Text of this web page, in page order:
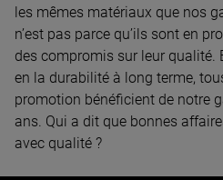
les mêmes matériaux que nos
n’est pas parce qu’ils sont en
des compromis sur leur qualité.
en la durabilité à long terme,
promotion bénéficient de notre
ans. Qui a dit que bonnes
avec qualité ?